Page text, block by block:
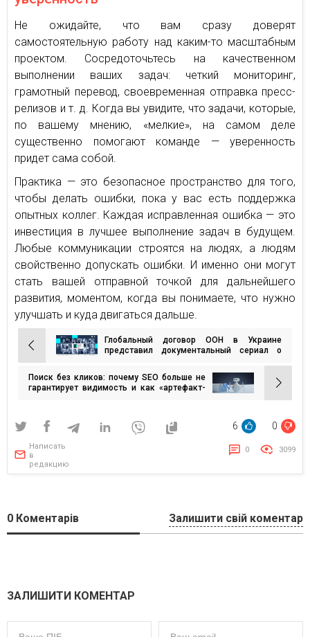
Не ожидайте, что вам сразу доверят
самостоятельную работу над каким-то масштабным
проектом. Сосредоточьтесь на качественном
выполнении ваших задач: четкий мониторинг,
грамотный перевод, своевременная отправка пресс-
релизов и т. д. Когда вы увидите, что задачи, которые,
по вашему мнению, «мелкие», на самом деле
существенно помогают команде — уверенность
придет сама собой.
Практика — это безопасное пространство для того,
чтобы делать ошибки, пока у вас есть поддержка
опытных коллег. Каждая исправленная ошибка — это
инвестиция в лучшее выполнение задач в будущем.
Любые коммуникации строятся на людях, а людям
свойственно допускать ошибки. И именно они могут
стать вашей отправной точкой для дальнейшего
развития, моментом, когда вы понимаете, что нужно
улучшать и куда двигаться дальше.
Навигация
по
записям
Глобальный договор ООН в Украине
представил документальный сериал о
поделились тем, как развивать бизнес с
человеческим лицом в условиях войны
Поиск без кликов: почему SEO больше не
гарантирует видимость и как «артефакт-
6 0
Написать
в
редакцию
0 3099
0 Коментарів Залишити свій коментар
ЗАЛИШИТИ КОМЕНТАР